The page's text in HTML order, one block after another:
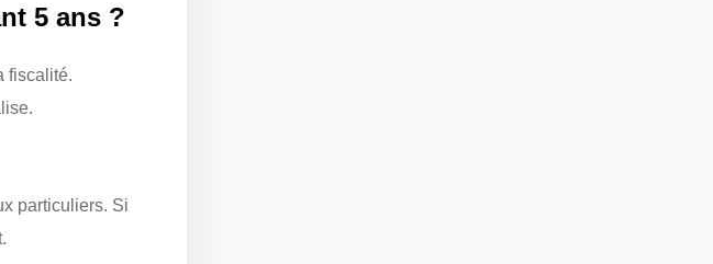
5 ans ?
fiscalité.
particuliers. Si